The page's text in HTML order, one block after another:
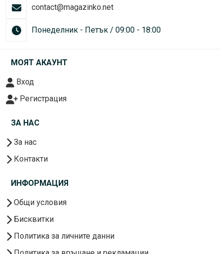
contact@magazinko.net
Понеделник - Петък / 09:00 - 18:00
МОЯТ АКАУНТ
Вход
Регистрация
ЗА НАС
За нас
Контакти
ИНФОРМАЦИЯ
Общи условия
Бисквитки
Политика за личните данни